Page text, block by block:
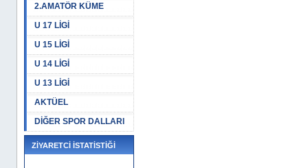
2.AMATÖR KÜME
U 17 LİGİ
U 15 LİGİ
U 14 LİGİ
U 13 LİGİ
AKTÜEL
DİĞER SPOR DALLARI
ZİYARETCİ İSTATİSTİĞİ